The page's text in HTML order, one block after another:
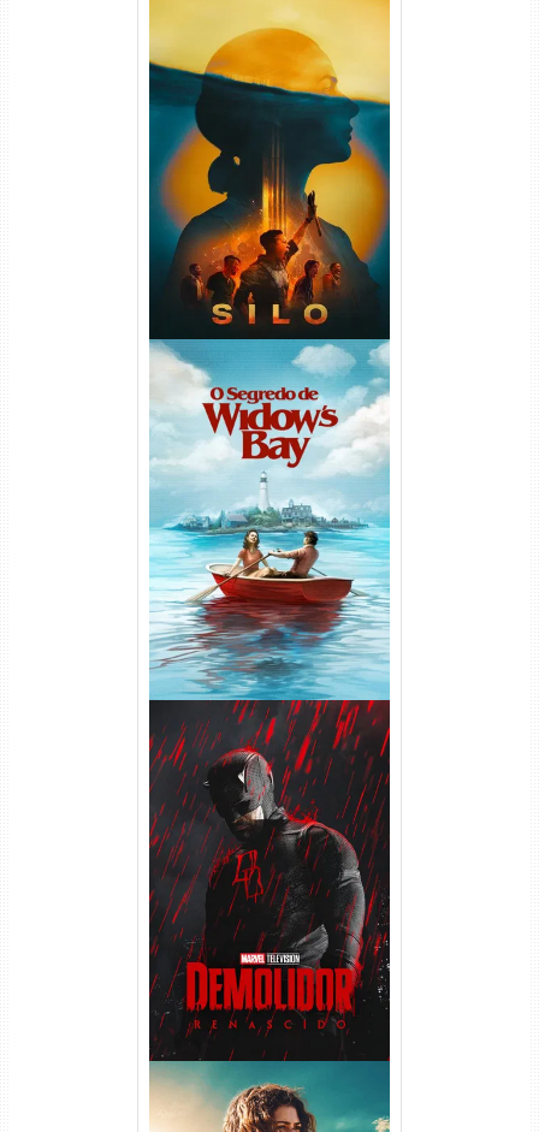
Silo 2ª Temporada (2024)
WEB-DL 1080p Dual Áudio
O Segredo de Widow’s Bay
1ª Temporada Torrent (2026)
WEB-DL 1080p Dual Áudio
Demolidor: Renascido 2ª
Temporada (2026) WEB-DL
1080p Dual Áudio